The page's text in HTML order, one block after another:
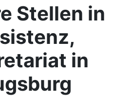
Stellen in
in